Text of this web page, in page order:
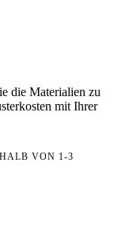
die Materialien zu
mit Ihrer
VON 1-3